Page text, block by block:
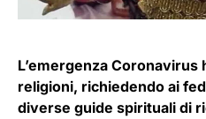
L’emergenza Coronavirus
religioni, richiedendo ai
diverse guide spirituali di